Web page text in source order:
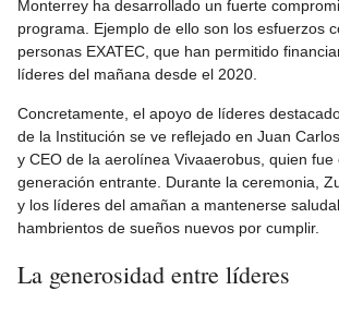
Monterrey ha desarrollado un fuerte
programa. Ejemplo de ello son los esfuerzos
personas EXATEC, que han permitido
líderes del mañana desde el 2020.
Concretamente, el apoyo de líderes
de la Institución se ve reflejado en Juan
y CEO de la aerolínea Vivaaerobus, quien fue
generación entrante. Durante la ceremonia,
y los líderes del amañan a mantenerse
hambrientos de sueños nuevos por cumplir.
La generosidad entre líderes